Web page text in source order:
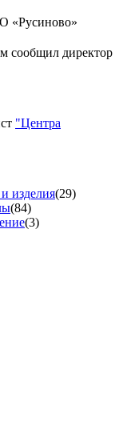
«Русиново»
сообщил директор
"Центра
изделия(29)
(84)
(3)